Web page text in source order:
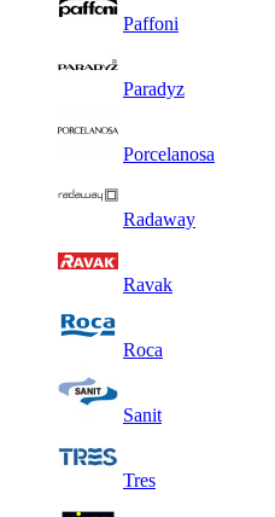
Paffoni
Paradyz
Porcelanosa
Radaway
Ravak
Roca
Sanit
Tres